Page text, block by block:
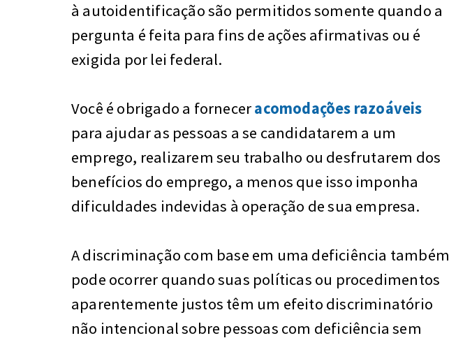
à autoidentificação são permitidos somente quando a
pergunta é feita para fins de ações afirmativas ou é
exigida por lei federal.
Você é obrigado a forneceracomodações razoáveis
para ajudar as pessoas a se candidatarem a um
emprego, realizarem seu trabalho ou desfrutarem dos
benefícios do emprego, a menos que isso imponha
dificuldades indevidas à operação de sua empresa.
A discriminação com base em uma deficiência também
pode ocorrer quando suas políticas ou procedimentos
aparentemente justos têm um efeito discriminatório
não intencional sobre pessoas com deficiência sem